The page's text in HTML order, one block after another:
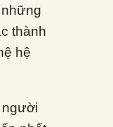
thành
hệ
người